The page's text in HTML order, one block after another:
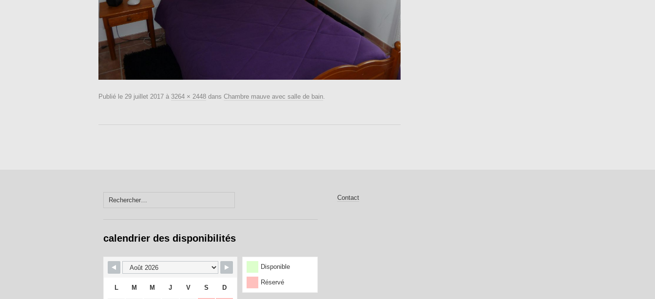
Publié le 29 juillet 2017 à 3264 × 2448 dans Chambre mauve avec salle de bain.
Rechercher :
calendrier des disponibilités
Disponible
Réservé
L M M J V S D
Contact